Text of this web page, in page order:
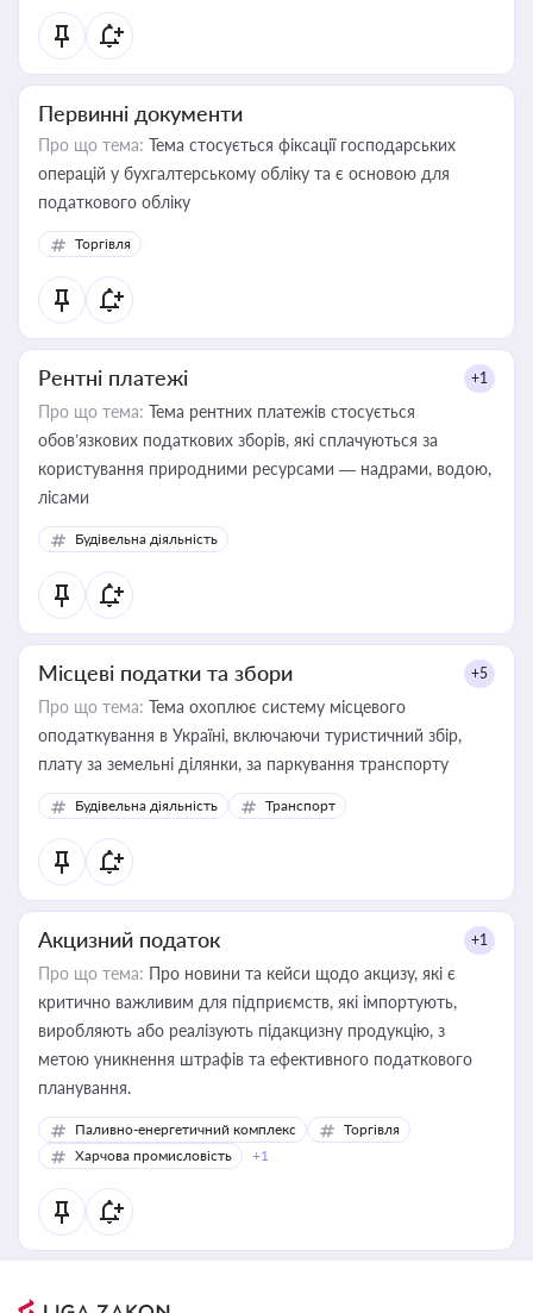
Первинні документи
Про що тема: Тема стосується фіксації господарських
операцій у бухгалтерському обліку та є основою для
податкового обліку
Торгівля
Рентні платежі +1
Про що тема: Тема рентних платежів стосується
обов’язкових податкових зборів, які сплачуються за
користування природними ресурсами — надрами, водою,
лісами
Будівельна діяльність
Місцеві податки та збори +5
Про що тема: Тема охоплює систему місцевого
оподаткування в Україні, включаючи туристичний збір,
плату за земельні ділянки, за паркування транспорту
Будівельна діяльність Транспорт
Акцизний податок +1
Про що тема: Про новини та кейси щодо акцизу, які є
критично важливим для підприємств, які імпортують,
виробляють або реалізують підакцизну продукцію, з
метою уникнення штрафів та ефективного податкового
планування.
Паливно-енергетичний комплекс
Торгівля
Харчова промисловість
+1